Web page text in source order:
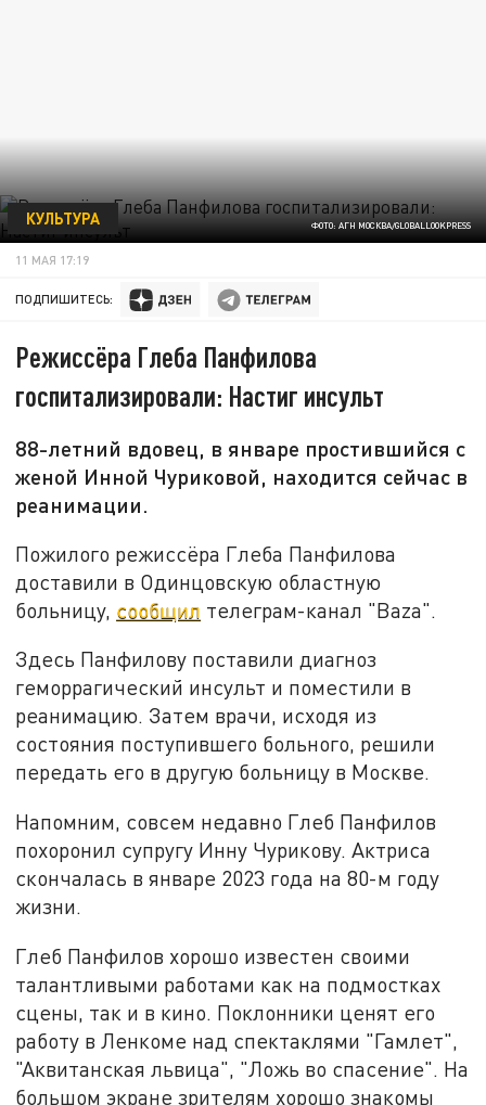
ФОТО: АГН МОСКВА/GLOBALLOOKPRESS
КУЛЬТУРА
11 МАЯ 17:19
ПОДПИШИТЕСЬ:
Режиссёра Глеба Панфилова
госпитализировали: Настиг инсульт
88-летний вдовец, в январе простившийся с
женой Инной Чуриковой, находится сейчас в
реанимации.
Пожилого режиссёра Глеба Панфилова
доставили в Одинцовскую областную
больницу, сообщил телеграм-канал "Baza".
Здесь Панфилову поставили диагноз
геморрагический инсульт и поместили в
реанимацию. Затем врачи, исходя из
состояния поступившего больного, решили
передать его в другую больницу в Москве.
Напомним, совсем недавно Глеб Панфилов
похоронил супругу Инну Чурикову. Актриса
скончалась в январе 2023 года на 80-м году
жизни.
Глеб Панфилов хорошо известен своими
талантливыми работами как на подмостках
сцены, так и в кино. Поклонники ценят его
работу в Ленкоме над спектаклями "Гамлет",
"Аквитанская львица", "Ложь во спасение". На
большом экране зрителям хорошо знакомы